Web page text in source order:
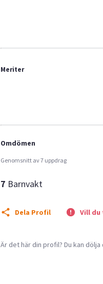
Meriter
Omdömen
Genomsnitt av 7 uppdrag
7 Barnvakt
Dela Profil Vill
Är det här din profil? Du kan